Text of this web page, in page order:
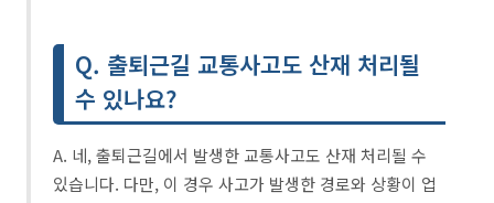
Q. 출퇴근길 교통사고도 산재 처리될
수 있나요?
A. 네, 출퇴근길에서 발생한 교통사고도 산재 처리될 수
있습니다. 다만, 이 경우 사고가 발생한 경로와 상황이 업